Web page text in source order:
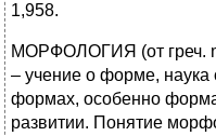
1,958.
МОРФОЛОГИЯ (от греч.
– учение о форме, наука
формах, особенно
развитии. Понятие